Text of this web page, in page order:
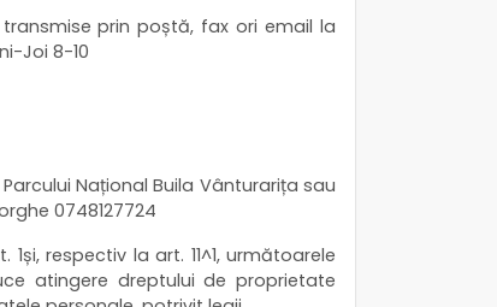
prin poștă, fax ori email la
Joi 8-10
Național Buila Vânturarița sau
0748127724
respectiv la art. 11^1, următoarele
atingere dreptului de proprietate